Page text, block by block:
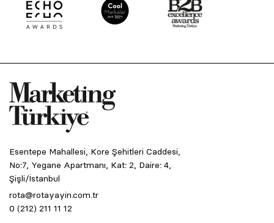
Esentepe Mahallesi, Kore Şehitleri Caddesi,
No:7, Yegane Apartmanı, Kat: 2, Daire: 4,
Şişli/İstanbul
rota@rotayayin.com.tr
0 (212) 211 11 12